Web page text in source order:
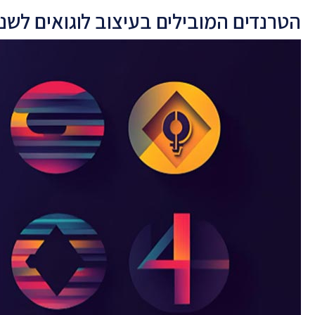
הטרנדים המובילים בעיצוב לוגואים לשנת